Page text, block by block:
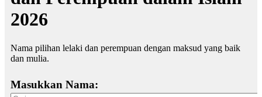
2026
Nama pilihan lelaki dan perempuan dengan maksud yang baik
dan mulia.
Masukkan Nama: